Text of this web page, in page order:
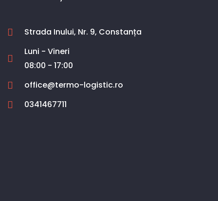
Strada Inului, Nr. 9, Constanța
Luni - Vineri
08:00 - 17:00
office@termo-logistic.ro
0341467711